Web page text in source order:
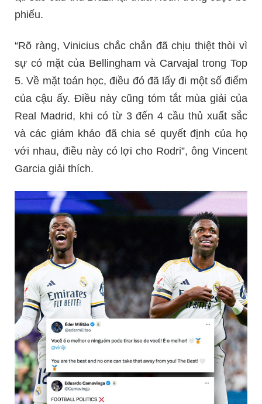
phiếu.
“Rõ ràng, Vinicius chắc chắn đã chịu thiệt thòi vì
sự có mặt của Bellingham và Carvajal trong Top
5. Về mặt toán học, điều đó đã lấy đi một số điểm
của cậu ấy. Điều này cũng tóm tắt mùa giải của
Real Madrid, khi có từ 3 đến 4 cầu thủ xuất sắc
và các giám khảo đã chia sẻ quyết định của họ
với nhau, điều này có lợi cho Rodri”, ông Vincent
Garcia giải thích.